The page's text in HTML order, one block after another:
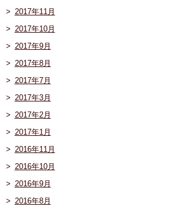
2017年11月
2017年10月
2017年9月
2017年8月
2017年7月
2017年3月
2017年2月
2017年1月
2016年11月
2016年10月
2016年9月
2016年8月